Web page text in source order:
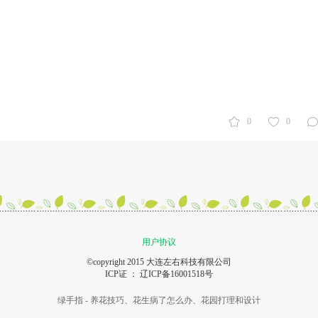
0 0
用户协议
©copyright 2015 大连左右科技有限公司
ICP证 ： 辽ICP备16001518号
绿手指 - 养花技巧、花生病了怎么办、花园打理和设计